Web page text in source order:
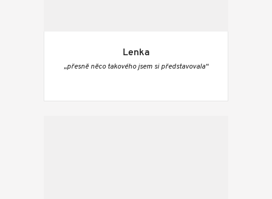
Lenka
„přesně něco takového jsem si představovala“